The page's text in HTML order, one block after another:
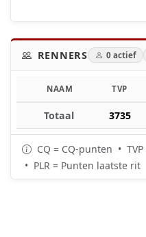
RENNERS 0 actief
NAAM TVP
Totaal 3735
CQ = CQ-punten •
• PLR = Punten laatste rit